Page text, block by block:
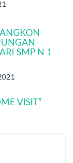
SMP N 1
VISIT”